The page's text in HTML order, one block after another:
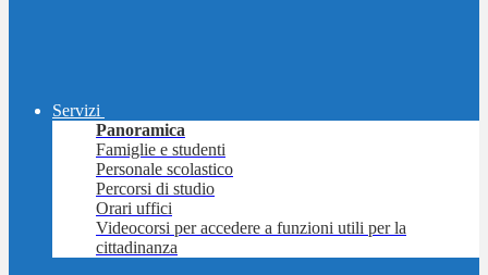
Servizi
Panoramica
Famiglie e studenti
Personale scolastico
Percorsi di studio
Orari uffici
Videocorsi per accedere a funzioni utili per la
cittadinanza